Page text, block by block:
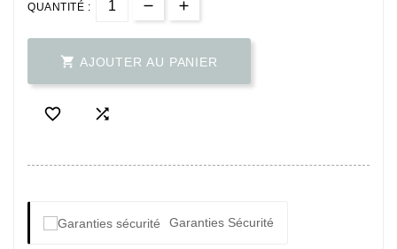
QUANTITÉ :
 AJOUTER AU PANIER
 
Garanties Sécurité